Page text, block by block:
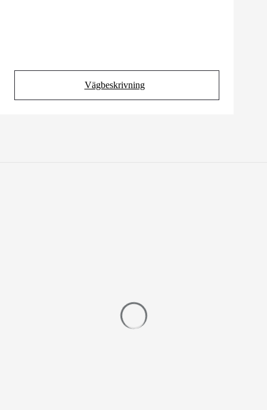
Vägbeskrivning
(Opens in new tab)